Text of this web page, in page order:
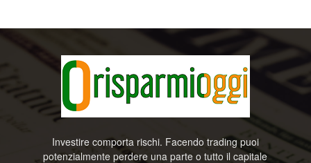
Investire comporta rischi. Facendo trading puoi
potenzialmente perdere una parte o tutto il capitale